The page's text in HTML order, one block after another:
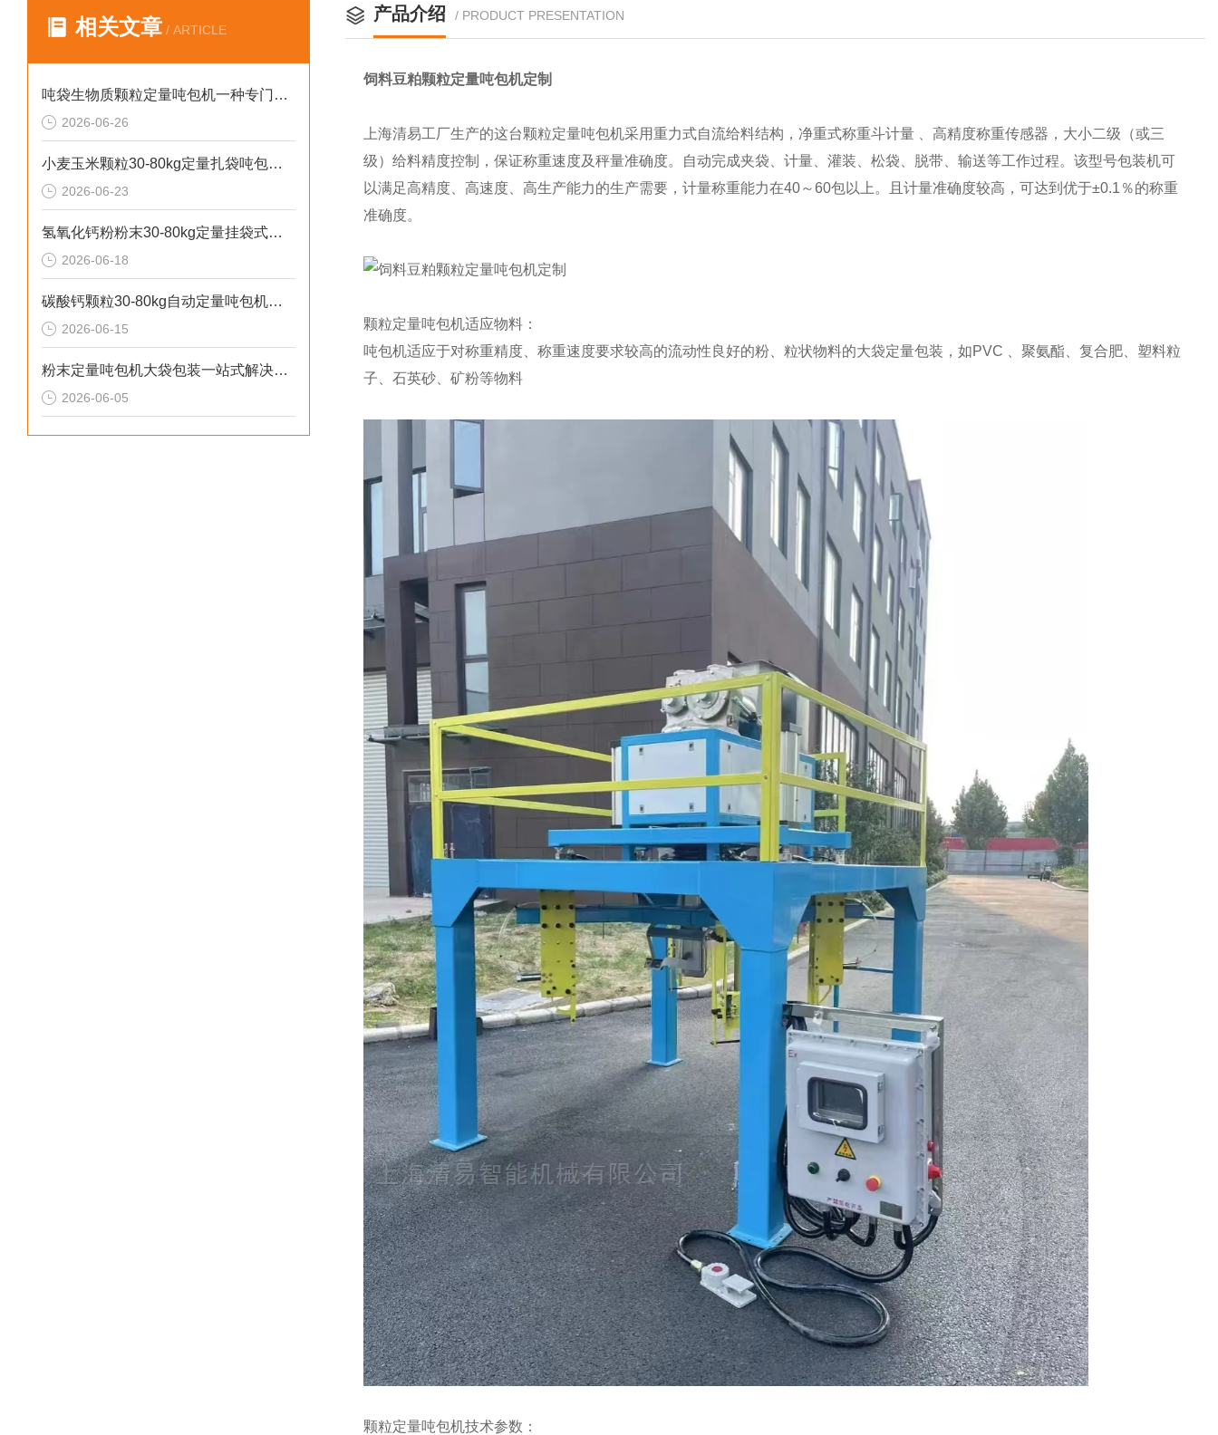
相关文章 / ARTICLE
吨袋生物质颗粒定量吨包机一种专门用于吨袋设备
2026-06-26
小麦玉米颗粒30-80kg定量扎袋吨包机操作简单
2026-06-23
氢氧化钙粉粉末30-80kg定量挂袋式称重吨包机生产厂家
2026-06-18
碳酸钙颗粒30-80kg自动定量吨包机厂家直供
2026-06-15
粉末定量吨包机大袋包装一站式解决方案
2026-06-05
产品介绍 / PRODUCT PRESENTATION
饲料豆粕颗粒定量吨包机定制
上海清易工厂生产的这台颗粒定量吨包机采用重力式自流给料结构，净重式称重斗计量 、高精度称重传感器，大小二级（或三
级）给料精度控制，保证称重速度及秤量准确度。自动完成夹袋、计量、灌装、松袋、脱带、输送等工作过程。该型号包装机可
以满足高精度、高速度、高生产能力的生产需要，计量称重能力在40～60包以上。且计量准确度较高，可达到优于±0.1％的称重
准确度。
颗粒定量吨包机适应物料：
吨包机适应于对称重精度、称重速度要求较高的流动性良好的粉、粒状物料的大袋定量包装，如PVC 、聚氨酯、复合肥、塑料粒
子、石英砂、矿粉等物料
颗粒定量吨包机技术参数：